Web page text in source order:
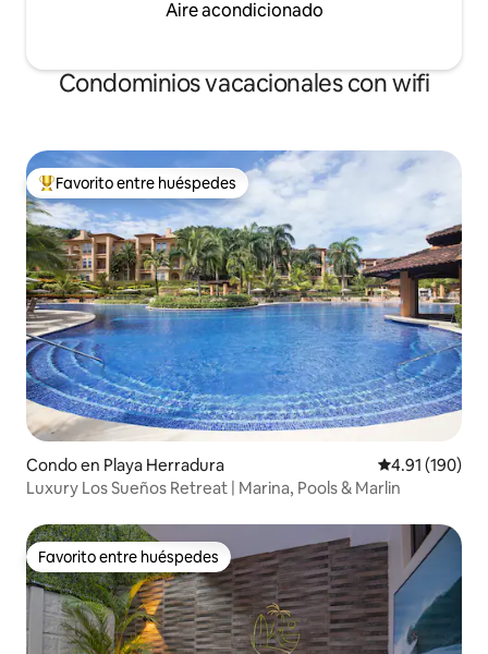
Aire acondicionado
Condominios vacacionales con wifi
Favorito entre huéspedes preferido
Favorito entre huéspedes
Condo en Playa Herradura Calificación
4.91 (190)
Luxury Los Sueños Retreat | Marina, Pools & Marlin
Favorito entre huéspedes
Favorito entre huéspedes